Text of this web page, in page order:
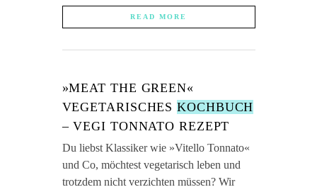
READ MORE
»MEAT THE GREEN«
VEGETARISCHESKOCHBUCH
– VEGI TONNATO REZEPT
Du liebst Klassiker wie »Vitello Tonnato«
und Co, möchtest vegetarisch leben und
trotzdem nicht verzichten müssen? Wir